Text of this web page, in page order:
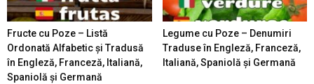
Fructe cu Poze – Listă
Ordonată Alfabetic şi Tradusă
în Engleză, Franceză, Italiană,
Spaniolă şi Germană
Legume cu Poze – Denumiri
Traduse în Engleză, Franceză,
Italiană, Spaniolă şi Germană